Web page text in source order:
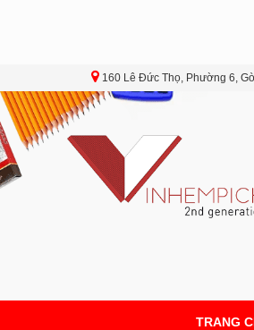
160 Lê Đức Thọ, Phường 6,
TRANG